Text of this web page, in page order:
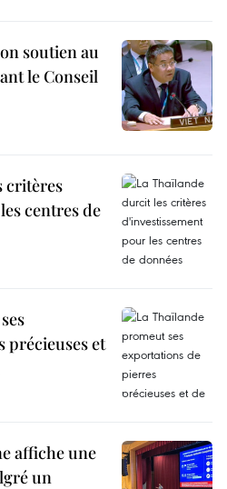
soutien au
le Conseil
critères
centres de
précieuses et
affiche une
un